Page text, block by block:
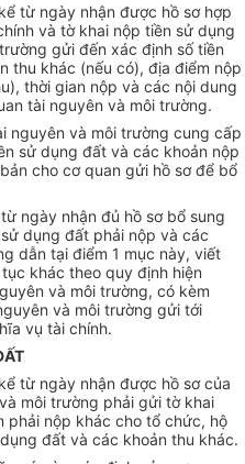
từ ngày nhận được hồ sơ hợp
và tờ khai nộp tiền sử dụng
gửi đến xác định số tiền
thu khác (nếu có), địa điểm nộp
thời gian nộp và các nội dung
tài nguyên và môi trường.
nguyên và môi trường cung cấp
sử dụng đất và các khoản nộp
cho cơ quan gửi hồ sơ để bổ
ngày nhận đủ hồ sơ bổ sung
dụng đất phải nộp và các
dẫn tại điểm 1 mục này, viết
khác theo quy định hiện
và môi trường, có kèm
và môi trường gửi tới
vụ tài chính.
từ ngày nhận được hồ sơ của
môi trường phải gửi tờ khai
phải nộp khác cho tổ chức, hộ
đất và các khoản thu khác.